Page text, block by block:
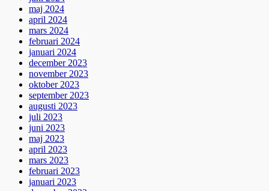
maj 2024
april 2024
mars 2024
februari 2024
januari 2024
december 2023
november 2023
oktober 2023
september 2023
augusti 2023
juli 2023
juni 2023
maj 2023
april 2023
mars 2023
februari 2023
januari 2023